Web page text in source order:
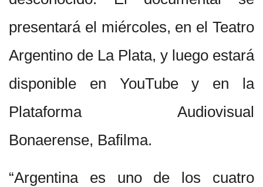
presentará el miércoles, en el Teatro
Argentino de La Plata, y luego estará
disponible en YouTube y en la
Plataforma Audiovisual
Bonaerense, Bafilma.
“Argentina es uno de los cuatro